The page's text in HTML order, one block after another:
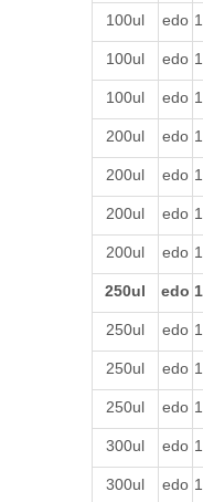
100ul edo
100ul edo
100ul edo
200ul edo
200ul edo
200ul edo
200ul edo
250ul edo
250ul edo
250ul edo
250ul edo
300ul edo
300ul edo